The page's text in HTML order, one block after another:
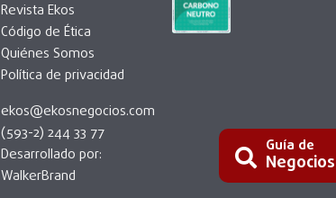
Guía de
Revista Ekos
Código de Ética
Quiénes Somos
Política de privacidad
ekos@ekosnegocios.com
(593-2) 244 33 77
Desarrollado por:
WalkerBrand